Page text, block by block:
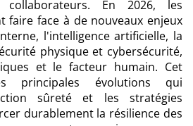
En 2026, les
faire face à de nouveaux enjeux
l'intelligence artificielle, la
physique et cybersécurité,
et le facteur humain. Cet
principales évolutions qui
sûreté et les stratégies
durablement la résilience des